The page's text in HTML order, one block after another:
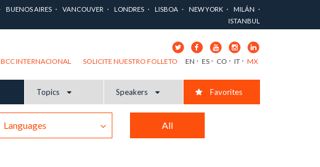
BUENOS AIRES VANCOUVER LONDRES LISBOA NEW YORK
MILÁN
ISTANBUL
BCC INTERNACIONAL SOLICITE NUESTRO FOLLETO EN ES CO IT MX
Topics Speakers Favorites
Languages All